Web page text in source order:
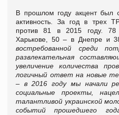
В прошлом году акцент был
активность. За год в трех
против 81 в 2015 году.
Харькове, 50 – в Днепре и
востребованной среди
развлекательная
увеличение количества
логичный ответ на новые
– в 2016 году мы начали
социальные проекты,
талантливой украинской
событий прошедшего